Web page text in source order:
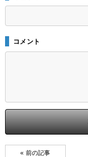
コメント
« 前の記事